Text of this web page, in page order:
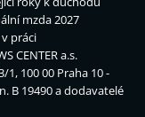
mzda 2027
práci
CENTER a.s.
100 00 Praha 10 -
B 19490 a dodavatelé